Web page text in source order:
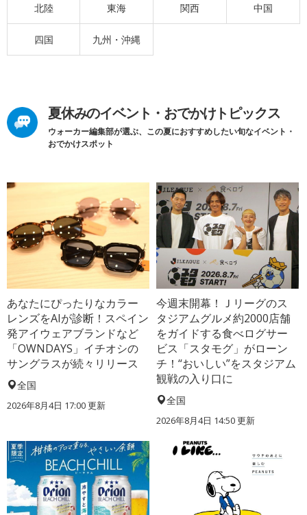
北陸 東海 関西 中国
四国 九州・沖縄
夏休みのイベント・おでかけトピックス
ウォーカー編集部が選ぶ、この夏におすすめしたい旬なイベント・
おでかけスポット
あなたにぴったりなカラー
レンズをAIが診断！スペイン
発アイウェアブランドなど
「OWNDAYS」イチオシの
サングラスが続々リリース
全国
2026年8月4日 17:00更新
今週末開幕！Ｊリーグのス
タジアムグルメ約2000店舗
をガイドする食べログサー
ビス「スタモグ」がローン
チ！“おいしい”をスタジアム
観戦の入り口に
全国
2026年8月4日 14:50更新